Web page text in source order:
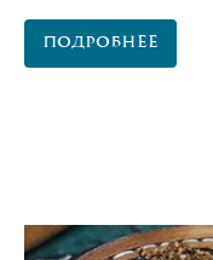
Подробнее